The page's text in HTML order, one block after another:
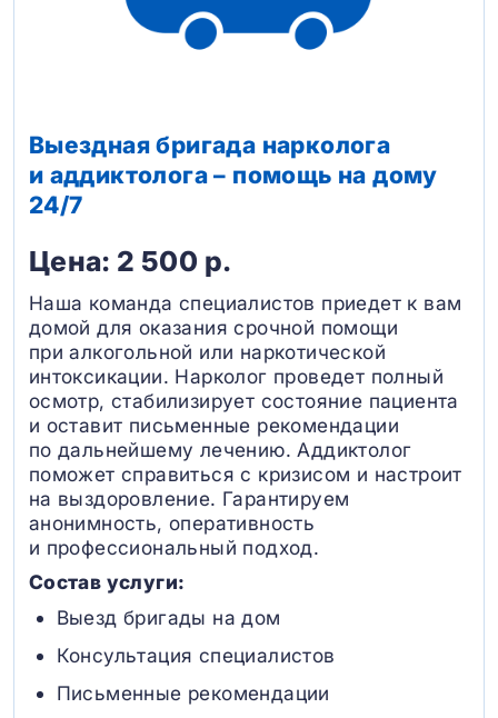
Выездная бригада нарколога
и аддиктолога – помощь на дому
24/7
Цена: 2 500 р.
Наша команда специалистов приедет к вам
домой для оказания срочной помощи
при алкогольной или наркотической
интоксикации. Нарколог проведет полный
осмотр, стабилизирует состояние пациента
и оставит письменные рекомендации
по дальнейшему лечению. Аддиктолог
поможет справиться с кризисом и настроит
на выздоровление. Гарантируем
анонимность, оперативность
и профессиональный подход.
Состав услуги:
Выезд бригады на дом
Консультация специалистов
Письменные рекомендации